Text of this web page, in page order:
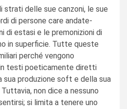
strati delle sue canzoni, le sue
di persone care andate-
di estasi e le premonizioni di
in superficie. Tutte queste
perché vengono
testi poeticamente diretti
produzione soft e della sua
non dice a nessuno
si limita a tenere uno